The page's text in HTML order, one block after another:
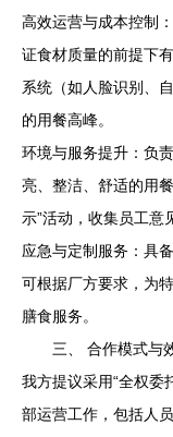
高效运营与成本控制
证食材质量的前提下
系统（如人脸识别、
的用餐高峰。
环境与服务提升：负
亮、整洁、舒适的用
示”活动，收集员工意
应急与定制服务：具
可根据厂方要求，为
膳食服务。
三、 合作模式与
我方提议采用“全权委
部运营工作，包括人